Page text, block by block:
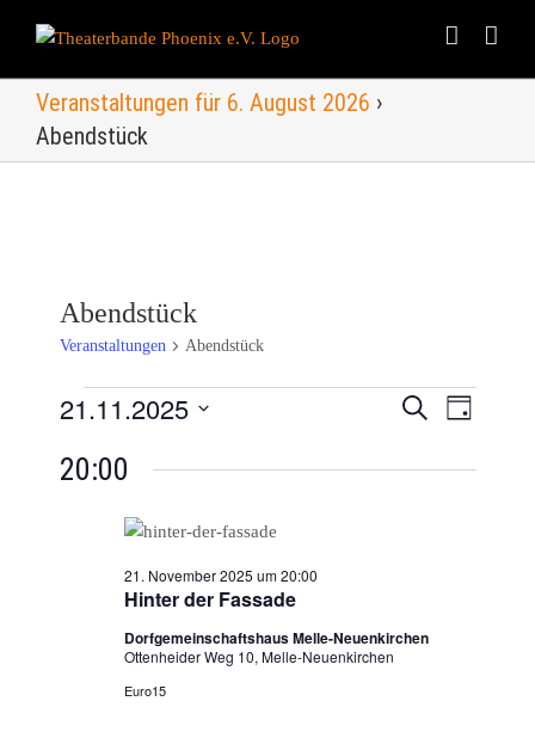
Veranstaltungen für 6. August 2026 ›
Abendstück
Abendstück
Veranstaltungen Abendstück
Veranstaltungen
für
November
Suche
Tag
21.11.2025
wählen.
20:00
Hinter der Fassade
21. November 2025 um 20:00
Dorfgemeinschaftshaus Melle-Neuenkirchen
Ottenheider Weg 10, Melle-Neuenkirchen
Euro15